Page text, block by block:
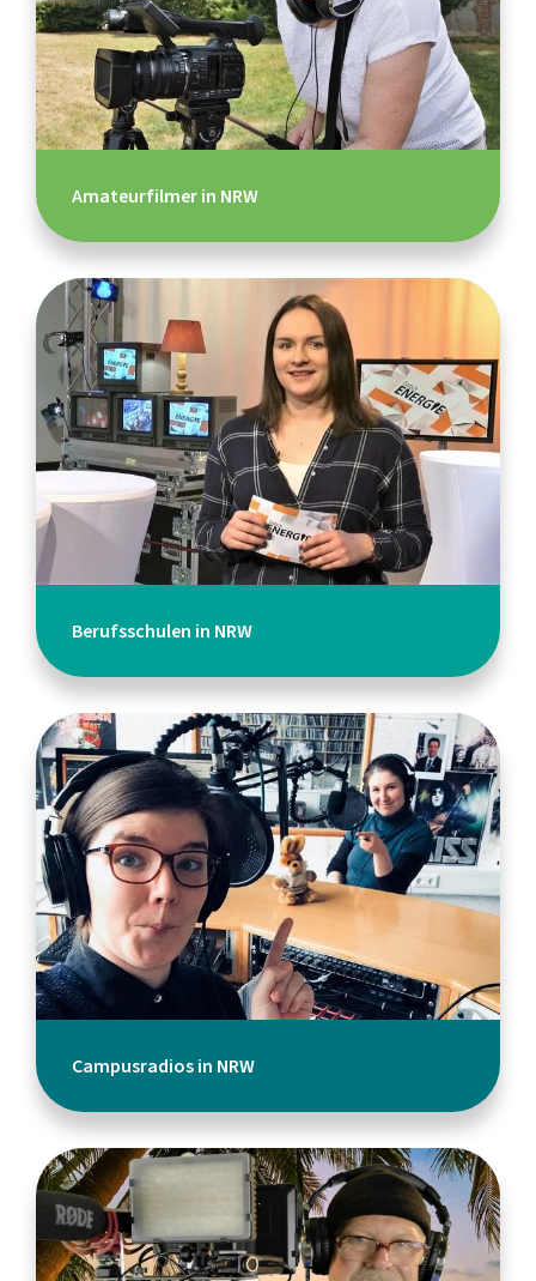
Amateurfilmer in NRW
Berufsschulen in NRW
Campusradios in NRW